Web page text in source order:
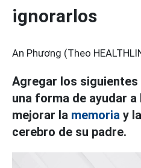
ignorarlos
An Phương (Theo
Agregar los
una forma de ayudar
mejorar la memoria y
cerebro de su padre.